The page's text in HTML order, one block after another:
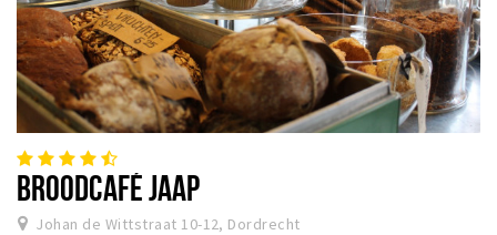
BROODCAFÉ JAAP
Johan de Wittstraat 10-12, Dordrecht